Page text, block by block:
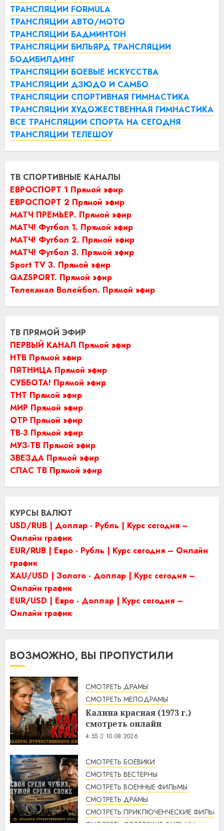
ТРАНСЛЯЦИИ FORMULA
ТРАНСЛЯЦИИ АВТО/МОТО
ТРАНСЛЯЦИИ БАДМИНТОН
ТРАНСЛЯЦИИ БИЛЬЯРД ТРАНСЛЯЦИИ
БОДИБИЛДИНГ
ТРАНСЛЯЦИИ БОЕВЫЕ ИСКУССТВА
ТРАНСЛЯЦИИ ДЗЮДО И САМБО
ТРАНСЛЯЦИИ СПОРТИВНАЯ ГИМНАСТИКА
ТРАНСЛЯЦИИ ХУДОЖЕСТВЕННАЯ ГИМНАСТИКА
ВСЕ ТРАНСЛЯЦИИ СПОРТА НА СЕГОДНЯ
ТРАНСЛЯЦИИ ТЕЛЕШОУ
ТВ СПОРТИВНЫЕ КАНАЛЫ
ЕВРОСПОРТ 1 Прямой эфир
ЕВРОСПОРТ 2 Прямой эфир
МАТЧ ПРЕМЬЕР. Прямой эфир
МАТЧ! Футбол 1. Прямой эфир
МАТЧ! Футбол 2. Прямой эфир
МАТЧ! Футбол 3. Прямой эфир
Sport TV 3. Прямой эфир
QAZSPORT. Прямой эфир
Телеканал Волейбол. Прямой эфир
ТВ ПРЯМОЙ ЭФИР
ПЕРВЫЙ КАНАЛ Прямой эфир
НТВ Прямой эфир
ПЯТНИЦА Прямой эфир
СУББОТА! Прямой эфир
ТНТ Прямой эфир
МИР Прямой эфир
ОТР Прямой эфир
ТВ-3 Прямой эфир
МУЗ-ТВ Прямой эфир
ЗВЕЗДА Прямой эфир
СПАС ТВ Прямой эфир
КУРСЫ ВАЛЮТ
USD/RUB | Доллар - Рубль | Курс сегодня –
Онлайн график
EUR/RUB | Евро - Рубль | Курс сегодня – Онлайн
график
XAU/USD | Золото - Доллар | Курс сегодня –
Онлайн график
EUR/USD | Евро - Доллар | Курс сегодня –
Онлайн график
ВОЗМОЖНО, ВЫ ПРОПУСТИЛИ
СМОТРЕТЬ ДРАМЫ
СМОТРЕТЬ МЕЛОДРАМЫ
Калина красная (1973 г.)
смотреть онлайн
4:55 10.08.2026
СМОТРЕТЬ БОЕВИКИ
СМОТРЕТЬ ВЕСТЕРНЫ
СМОТРЕТЬ ВОЕННЫЕ ФИЛЬМЫ
СМОТРЕТЬ ДРАМЫ
СМОТРЕТЬ ПРИКЛЮЧЕНЧЕСКИЕ ФИЛЬМЫ
СМОТРЕТЬ СОВЕТСКИЕ ФИЛЬМЫ